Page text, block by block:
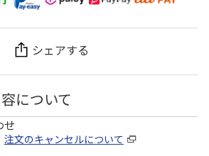
シェアする
について
せ
注文のキャンセルについて